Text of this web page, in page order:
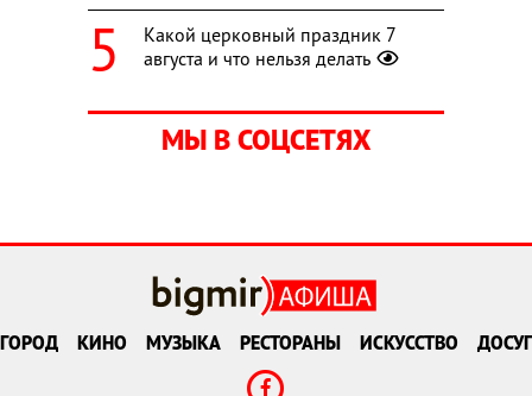
Какой церковный праздник 7
августа и что нельзя делать
МЫ В СОЦСЕТЯХ
ГОРОД КИНО МУЗЫКА РЕСТОРАНЫ ИСКУССТВО ДОСУГ